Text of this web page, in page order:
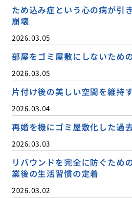
ため込み症という心の病が引
崩壊
2026.03.05
部屋をゴミ屋敷にしないため
2026.03.05
片付け後の美しい空間を維持
2026.03.04
再婚を機にゴミ屋敷化した過
2026.03.03
リバウンドを完全に防ぐため
業後の生活習慣の定着
2026.03.02